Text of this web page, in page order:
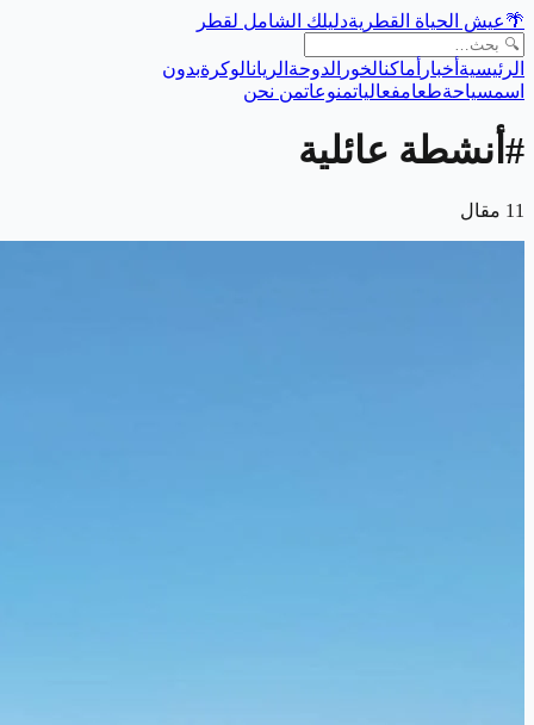
🌴عيش الحياة القطريةدليلك الشامل لقطر
الرئيسية أخبار أماكنالخور الدوحة الريانالوكرةبدون
اسمسياحةطعامفعالياتمنوعاتمن نحن
# أنشطة عائلية
11 مقال